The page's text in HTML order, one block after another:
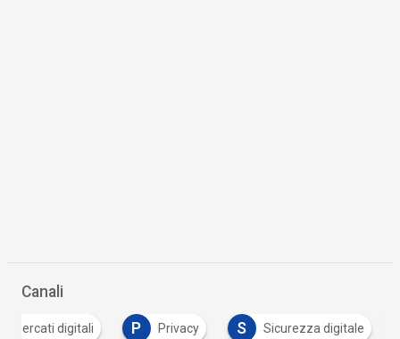
Canali
Mercati digitali P Privacy S Sicurezza digitale